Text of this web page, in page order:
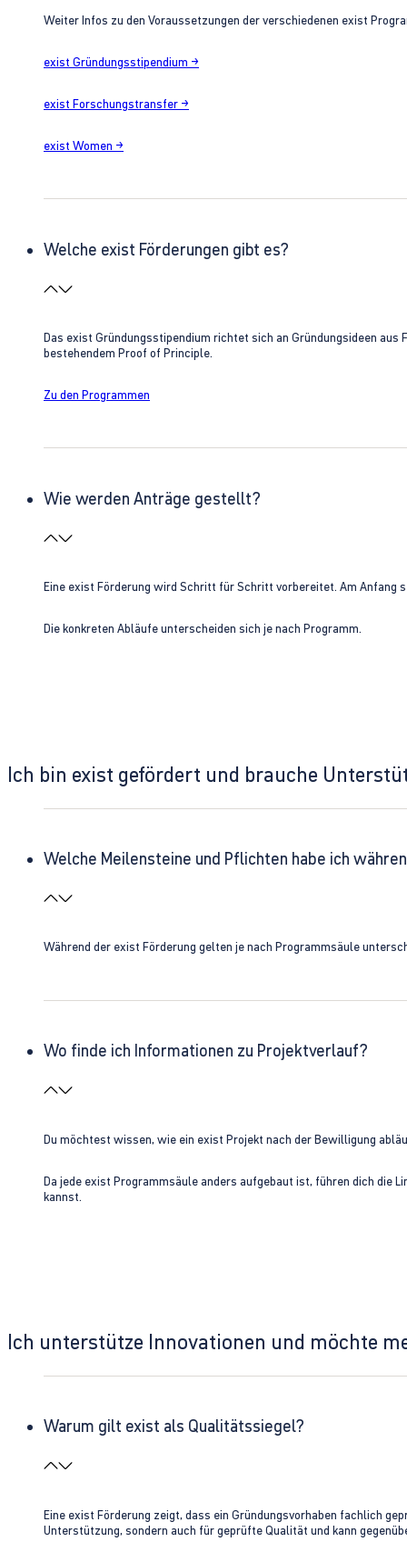
Weiter Infos zu den Voraussetzungen der verschiedenen exist
exist Gründungsstipendium →
exist Forschungstransfer →
exist Women →
Welche exist Förderungen gibt es?
Das exist Gründungsstipendium richtet sich an Gründungsideen
bestehendem Proof of Principle.
Zu den Programmen
Wie werden Anträge gestellt?
Eine exist Förderung wird Schritt für Schritt vorbereitet. Am Anfang
Die konkreten Abläufe unterscheiden sich je nach Programm.
Ich bin exist gefördert und brauche
Welche Meilensteine und Pflichten habe ich
Während der exist Förderung gelten je nach Programmsäule
Wo finde ich Informationen zu Projektverlauf?
Du möchtest wissen, wie ein exist Projekt nach der Bewilligung
Da jede exist Programmsäule anders aufgebaut ist, führen dich die
kannst.
Ich unterstütze Innovationen und möchte
Warum gilt exist als Qualitätssiegel?
Eine exist Förderung zeigt, dass ein Gründungsvorhaben fachlich
Unterstützung, sondern auch für geprüfte Qualität und kann